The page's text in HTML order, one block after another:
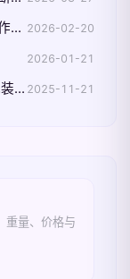
Ledger｜防骗策略分层法：把高风险动作前置拦截 2026-02-20
2026-01-21
Ledger 正品验证怎么做｜渠道辨别、包装核验与 Genuine Check 三步 2025-11-21
重量、价格与